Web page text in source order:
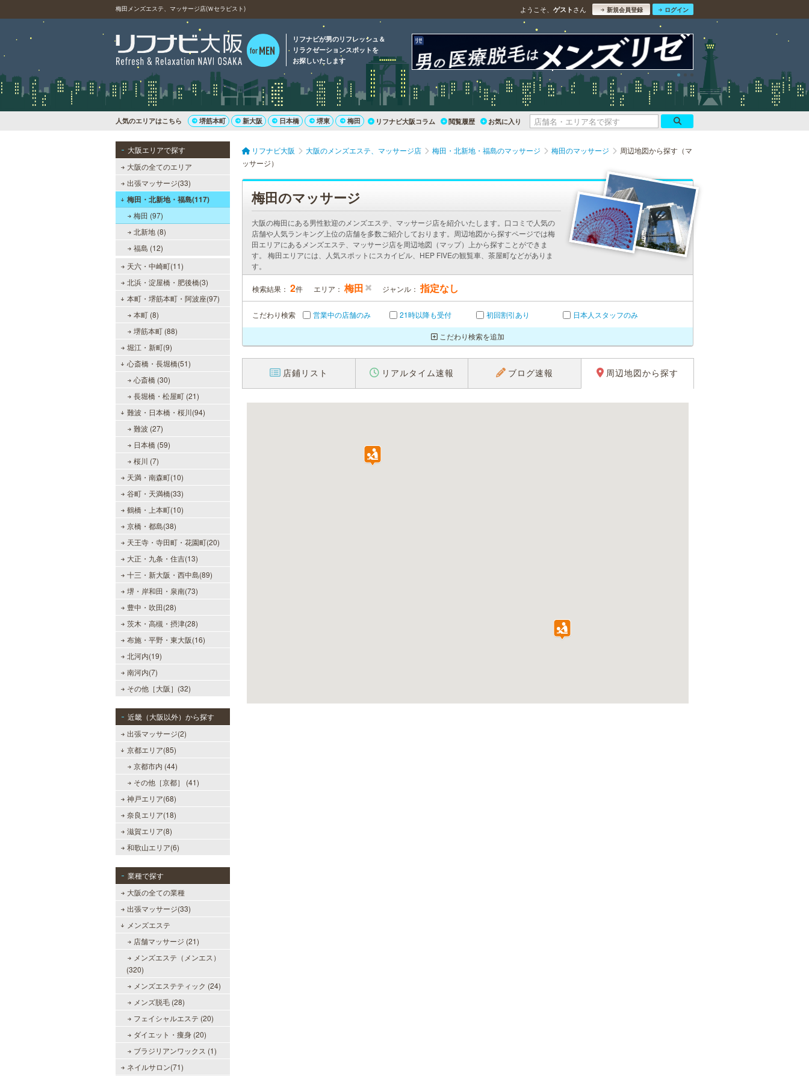
梅田メンズエステ、マッサージ店(Ｗセラピスト) ようこそ、 ゲスト さん 新規会員登録 ログイン
リフナビが男のリフレッシュ＆
リラクゼーションスポットを
お探しいたします
人気のエリアはこちら 堺筋本町 新大阪 日本橋 堺東 梅田 リフナビ大阪コラム 閲覧履歴 お気に入り
大阪エリアで探す
大阪の全てのエリア
出張マッサージ(33)
梅田・北新地・福島(117)
梅田 (97)
北新地 (8)
福島 (12)
天六・中崎町(11)
北浜・淀屋橋・肥後橋(3)
本町・堺筋本町・阿波座(97)
本町 (8)
堺筋本町 (88)
堀江・新町(9)
心斎橋・長堀橋(51)
心斎橋 (30)
長堀橋・松屋町 (21)
難波・日本橋・桜川(94)
難波 (27)
日本橋 (59)
桜川 (7)
天満・南森町(10)
谷町・天満橋(33)
鶴橋・上本町(10)
京橋・都島(38)
天王寺・寺田町・花園町(20)
大正・九条・住吉(13)
十三・新大阪・西中島(89)
堺・岸和田・泉南(73)
豊中・吹田(28)
茨木・高槻・摂津(28)
布施・平野・東大阪(16)
北河内(19)
南河内(7)
その他［大阪］(32)
近畿（大阪以外）から探す
出張マッサージ(2)
京都エリア(85)
京都市内 (44)
その他［京都］ (41)
神戸エリア(68)
奈良エリア(18)
滋賀エリア(8)
和歌山エリア(6)
業種で探す
大阪の全ての業種
出張マッサージ(33)
メンズエステ
店舗マッサージ (21)
メンズエステ（メンエス）
(320)
メンズエステティック (24)
メンズ脱毛 (28)
フェイシャルエステ (20)
ダイエット・痩身 (20)
ブラジリアンワックス (1)
ネイルサロン(71)
リフナビ大阪 大阪のメンズエステ、マッサージ店 梅田・北新地・福島のマッサージ 梅田のマッサージ
周辺地図から探す（マ
ッサージ）
梅田のマッサージ
大阪の梅田にある男性歓迎のメンズエステ、マッサージ店を紹介いたします。口コミで人気の
店舗や人気ランキング上位の店舗を多数ご紹介しております。周辺地図から探すページでは梅
田エリアにあるメンズエステ、マッサージ店を周辺地図（マップ）上から探すことができま
す。 梅田エリアには、人気スポットにスカイビル、HEP FIVEの観覧車、茶屋町などがありま
す。
検索結果： 2件 エリア： 梅田 ジャンル： 指定なし
こだわり検索 営業中の店舗のみ 21時以降も受付 初回割引あり 日本人スタッフのみ
こだわり検索を追加
店鋪リスト リアルタイム速報 ブログ速報 周辺地図から探す